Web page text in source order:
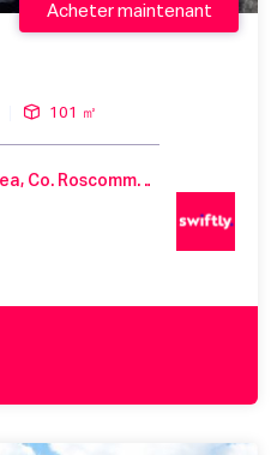
101 ㎡
Acheter maintenant
1 Spring Field, Arm, Castlerea, Co. Roscommon, F45 TF97, Ireland